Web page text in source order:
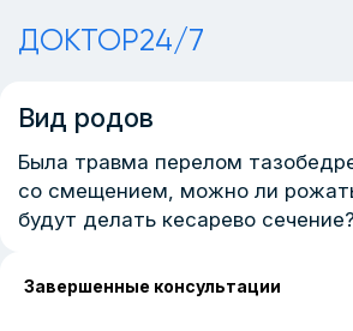
ДОКТОР24/7
Вид родов
Была травма перелом
со смещением, можно ли
будут делать кесарево сечение?
Завершенные консультации